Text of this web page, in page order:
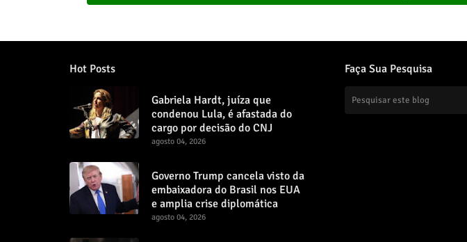
Hot Posts
Gabriela Hardt, juíza que
condenou Lula, é afastada do
cargo por decisão do CNJ
agosto 04, 2026
Governo Trump cancela visto da
embaixadora do Brasil nos EUA
e amplia crise diplomática
agosto 04, 2026
Faça Sua Pesquisa